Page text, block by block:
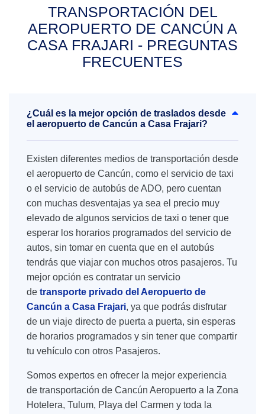
TRANSPORTACIÓN DEL
AEROPUERTO DE CANCÚN A
CASA FRAJARI - PREGUNTAS
FRECUENTES
¿Cuál es la mejor opción de traslados desde
el aeropuerto de Cancún a Casa Frajari?
Existen diferentes medios de transportación desde
el aeropuerto de Cancún, como el servicio de taxi
o el servicio de autobús de ADO, pero cuentan
con muchas desventajas ya sea el precio muy
elevado de algunos servicios de taxi o tener que
esperar los horarios programados del servicio de
autos, sin tomar en cuenta que en el autobús
tendrás que viajar con muchos otros pasajeros. Tu
mejor opción es contratar un servicio
de transporte privado del Aeropuerto de
Cancún a Casa Frajari, ya que podrás disfrutar
de un viaje directo de puerta a puerta, sin esperas
de horarios programados y sin tener que compartir
tu vehículo con otros Pasajeros.
Somos expertos en ofrecer la mejor experiencia
de transportación de Cancún Aeropuerto a la Zona
Hotelera, Tulum, Playa del Carmen y toda la